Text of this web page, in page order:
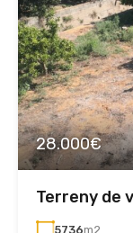
28.000€
Terreny de
5736m2